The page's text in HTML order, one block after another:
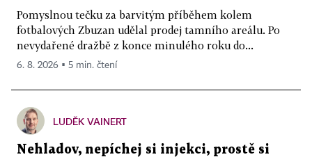
Pomyslnou tečku za barvitým příběhem kolem
fotbalových Zbuzan udělal prodej tamního areálu. Po
nevydařené dražbě z konce minulého roku do...
6. 8. 2026 ▪ 5 min. čtení
LUDĚK VAINERT
Nehladov, nepíchej si injekci, prostě si